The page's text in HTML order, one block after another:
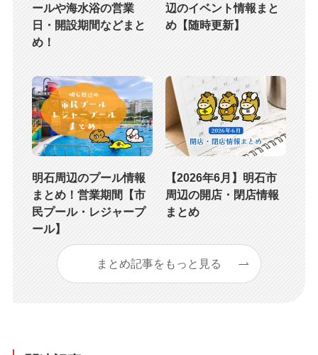
ールや海水浴の営業
日・開設期間などまと
め！
辺のイベント情報まと
め【随時更新】
明石周辺のプール情報
まとめ！営業期間【市
民プール・レジャープ
ール】
【2026年6月】明石市
周辺の開店・閉店情報
まとめ
まとめ記事をもっと見る